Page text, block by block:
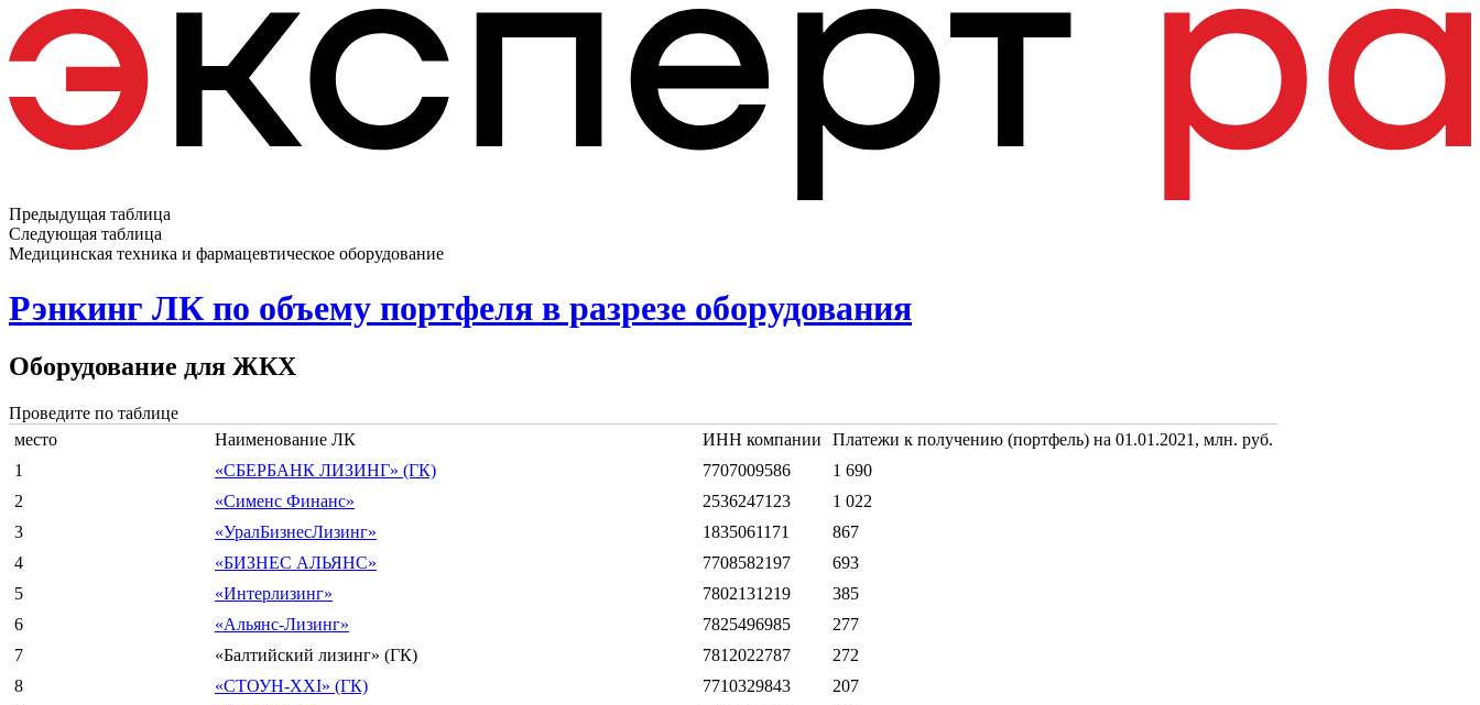
Предыдущая таблица
Следующая таблица
Медицинская техника и фармацевтическое оборудование
Рэнкинг ЛК по объему портфеля в разрезе оборудования
Оборудование для ЖКХ
Проведите по таблице
место
Наименование ЛК ИНН компании
Платежи к получению (портфель) на 01.01.2021, млн. руб.
1
«СБЕРБАНК ЛИЗИНГ» (ГК) 7707009586
1 690
2
«Сименс Финанс» 2536247123
1 022
3
«УралБизнесЛизинг» 1835061171
867
4
«БИЗНЕС АЛЬЯНС» 7708582197
693
5
«Интерлизинг» 7802131219
385
6
«Альянс-Лизинг» 7825496985
277
7
«Балтийский лизинг» (ГК) 7812022787
272
8
«СТОУН-XXI» (ГК) 7710329843
207